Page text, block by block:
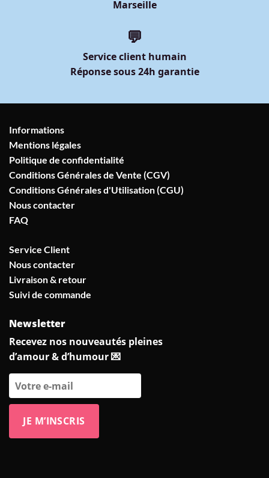
Marseille
💬
Service client humain
Réponse sous 24h garantie
Informations
Mentions légales
Politique de confidentialité
Conditions Générales de Vente (CGV)
Conditions Générales d'Utilisation (CGU)
Nous contacter
FAQ
Service Client
Nous contacter
Livraison & retour
Suivi de commande
Newsletter
Recevez nos nouveautés pleines
d’amour & d’humour 💌